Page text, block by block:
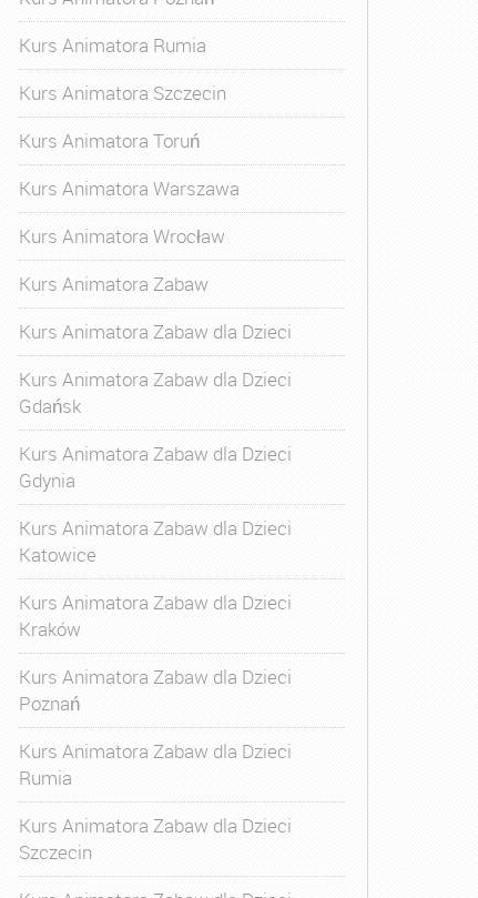
Kurs Animatora Rumia
Kurs Animatora Szczecin
Kurs Animatora Toruń
Kurs Animatora Warszawa
Kurs Animatora Wrocław
Kurs Animatora Zabaw
Kurs Animatora Zabaw dla Dzieci
Kurs Animatora Zabaw dla Dzieci
Gdańsk
Kurs Animatora Zabaw dla Dzieci
Gdynia
Kurs Animatora Zabaw dla Dzieci
Katowice
Kurs Animatora Zabaw dla Dzieci
Kraków
Kurs Animatora Zabaw dla Dzieci
Poznań
Kurs Animatora Zabaw dla Dzieci
Rumia
Kurs Animatora Zabaw dla Dzieci
Szczecin